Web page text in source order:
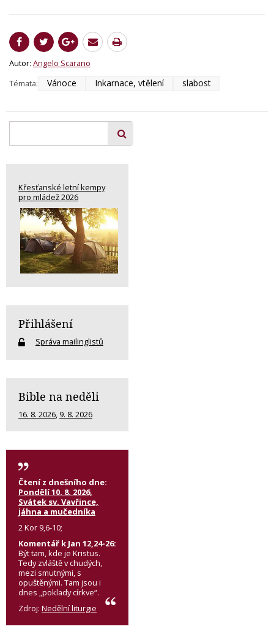
Autor: Angelo Scarano
Témata:
Vánoce Inkarnace, vtělení slabost
Křesťanské letní kempy
pro mládež 2026
Přihlášení
Správa mailinglistů
Bible na neděli
16. 8. 2026, 9. 8. 2026
Čtení z dnešního dne:
Pondělí 10. 8. 2026,
Svátek sv. Vavřince,
jáhna a mučedníka
2 Kor 9,6-10;
Komentář k Jan 12,24-26:
Být tam, kde je Kristus.
Tedy zvláště v chudých,
mezi smutnými, s
opuštěnými. Tam jsou i
dnes „poklady církve“.
Zdroj: Nedělní liturgie